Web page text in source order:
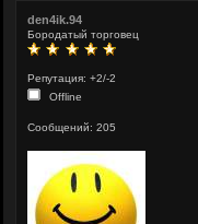
den4ik.94
Бородатый торговец
Репутация: +2/-2
Offline
Сообщений: 205